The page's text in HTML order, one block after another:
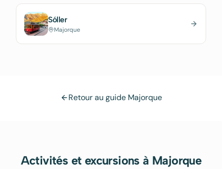
Sóller
Majorque
Retour au guide Majorque
Activités et excursions à Majorque